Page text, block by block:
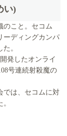
い)
のこと。セコム
ーディングカンパ
。
発したオンライ
号連続射殺魔の
では、セコムに対